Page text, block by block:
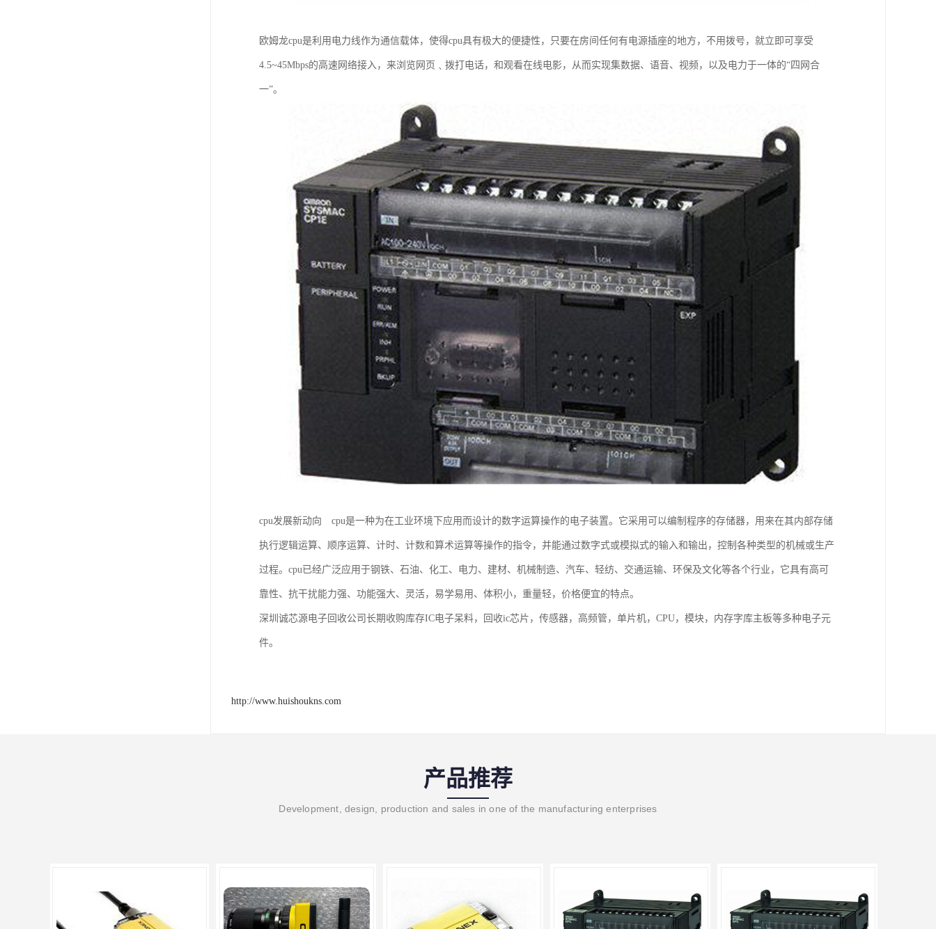
欧姆龙cpu是利用电力线作为通信载体，使得cpu具有极大的便捷性，只要在房间任何有电源插座的地方，不用拨号，就立即可享受
4.5~45Mbps的高速网络接入，来浏览网页﹑拨打电话，和观看在线电影，从而实现集数据、语音、视频，以及电力于一体的“四网合
一”。
cpu发展新动向 cpu是一种为在工业环境下应用而设计的数字运算操作的电子装置。它采用可以编制程序的存储器，用来在其内部存储
执行逻辑运算、顺序运算、计时、计数和算术运算等操作的指令，并能通过数字式或模拟式的输入和输出，控制各种类型的机械或生产
过程。cpu已经广泛应用于钢铁、石油、化工、电力、建材、机械制造、汽车、轻纺、交通运输、环保及文化等各个行业，它具有高可
靠性、抗干扰能力强、功能强大、灵活，易学易用、体积小，重量轻，价格便宜的特点。
深圳诚芯源电子回收公司长期收购库存IC电子呆料，回收ic芯片，传感器，高频管，单片机，CPU，模块，内存字库主板等多种电子元
件。
http://www.huishoukns.com
产品推荐
Development, design, production and sales in one of the manufacturing enterprises